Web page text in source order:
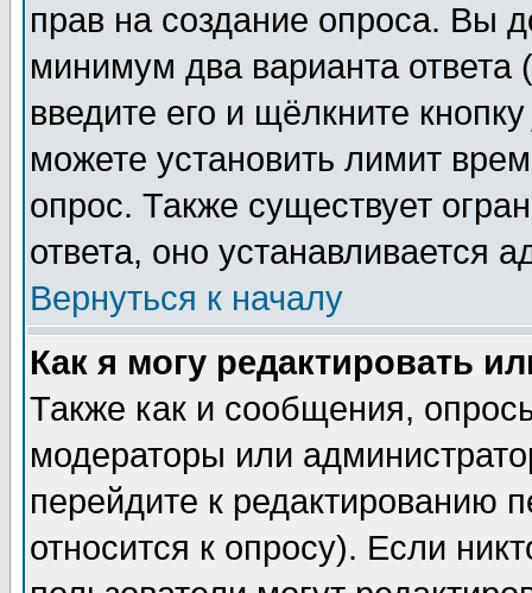
прав на создание опроса. Вы
минимум два варианта ответа
введите его и щёлкните
можете установить лимит
опрос. Также существует
ответа, оно устанавливается
Вернуться к началу
Как я могу редактировать
Также как и сообщения,
модераторы или
перейдите к редактированию
относится к опросу). Если